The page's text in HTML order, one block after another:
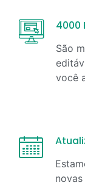
4000
São
você